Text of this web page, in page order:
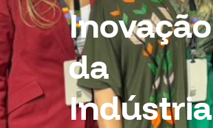
Inovação
da
Indústria